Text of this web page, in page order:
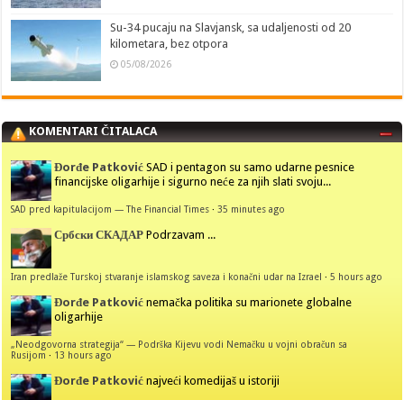
Su-34 pucaju na Slavjansk, sa udaljenosti od 20
kilometara, bez otpora
05/08/2026
KOMENTARI ČITALACA
Đorđe Patković SAD i pentagon su samo udarne pesnice
financijske oligarhije i sigurno neće za njih slati svoju...
SAD pred kapitulacijom — The Financial Times ·35 minutes ago
Србски СКАДАР Podrzavam ...
Iran predlaže Turskoj stvaranje islamskog saveza i konačni udar na Izrael ·5 hours ago
Đorđe Patković nemačka politika su marionete globalne
oligarhije
„Neodgovorna strategija“ — Podrška Kijevu vodi Nemačku u vojni obračun sa
Rusijom · 13 hours ago
Đorđe Patković najveći komedijaš u istoriji